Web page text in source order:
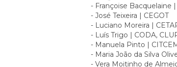
- Françoise Bacquelaine
- José Teixeira | CEGOT
- Luciano Moreira |
- Luís Trigo | CODA,
- Manuela Pinto |
- Maria João da Silva
- Vera Moitinho de